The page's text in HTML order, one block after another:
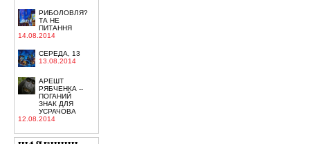
РИБОЛОВЛЯ?
ТА НЕ
ПИТАННЯ
14.08.2014
СЕРЕДА, 13
13.08.2014
АРЕШТ
РЯБЧЕНКА --
ПОГАНИЙ
ЗНАК ДЛЯ
УСРАЧОВА
12.08.2014